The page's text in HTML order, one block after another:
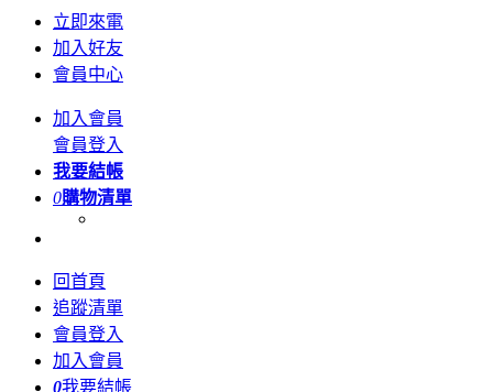
立即來電
加入好友
會員中心
加入會員
會員登入
我要結帳
0購物清單
回首頁
追蹤清單
會員登入
加入會員
0我要結帳